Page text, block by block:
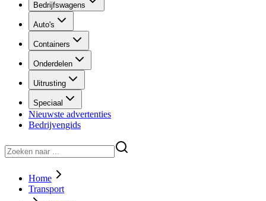
Bedrijfswagens
Auto's
Containers
Onderdelen
Uitrusting
Speciaal
Nieuwste advertenties
Bedrijvengids
Home
Transport